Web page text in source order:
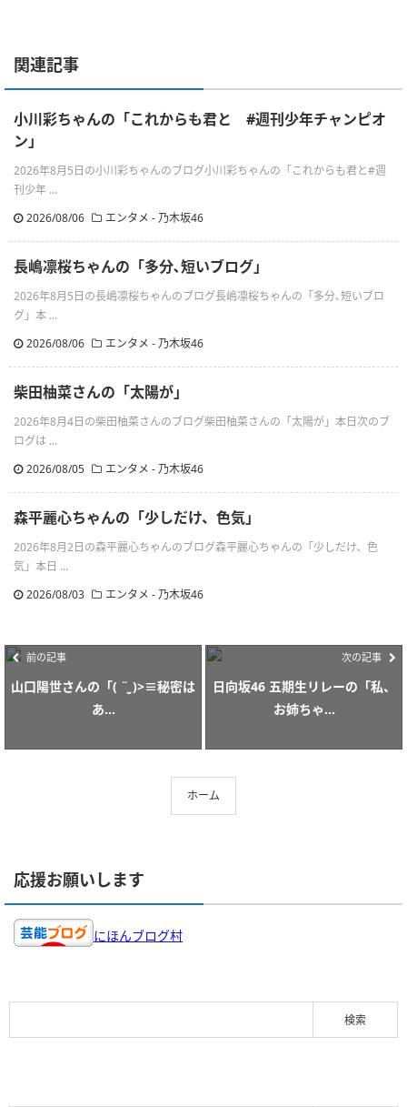
関連記事
小川彩ちゃんの「これからも君と #週刊少年チャンピオ
ン」
2026年8月5日の小川彩ちゃんのブログ小川彩ちゃんの「これからも君と#週
刊少年 ...
2026/08/06
エンタメ - 乃木坂46
長嶋凛桜ちゃんの「多分､短いブログ」
2026年8月5日の長嶋凛桜ちゃんのブログ長嶋凛桜ちゃんの「多分､短いブロ
グ」本 ...
2026/08/06
エンタメ - 乃木坂46
柴田柚菜さんの「太陽が」
2026年8月4日の柴田柚菜さんのブログ柴田柚菜さんの「太陽が」本日次のブ
ログは ...
2026/08/05
エンタメ - 乃木坂46
森平麗心ちゃんの「少しだけ、色気」
2026年8月2日の森平麗心ちゃんのブログ森平麗心ちゃんの「少しだけ、色
気」本日 ...
2026/08/03
エンタメ - 乃木坂46
前の記事
山口陽世さんの「( ¨̮ )>≡秘密は
あ...
次の記事
日向坂46 五期生リレーの「私、
お姉ちゃ...
ホーム
応援お願いします
にほんブログ村